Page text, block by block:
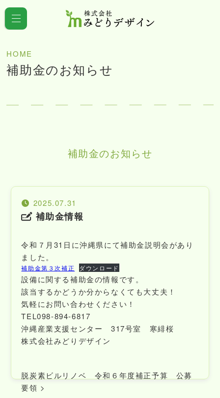
HOME
補助金のお知らせ
補助金のお知らせ
2025.07.31
補助金情報
令和７月31日に沖縄県にて補助金説明会があり
ました。
補助金第３次補正 ダウンロード
設備に関する補助金の情報です。
該当するかどうか分からなくても大丈夫！
気軽にお問い合わせください！
TEL098-894-6817
沖縄産業支援センター 317号室 寒緋桜
株式会社みどりデザイン
脱炭素ビルリノベ 令和６年度補正予算 公募
要領 >